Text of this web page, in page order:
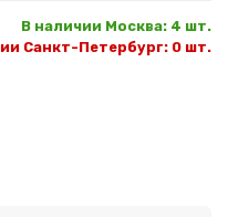
В наличии Москва: 4 шт.
Санкт-Петербург: 0 шт.